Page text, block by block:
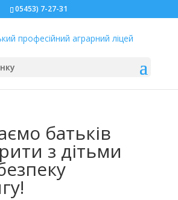
05453) 7-27-31
батьків
з дітьми